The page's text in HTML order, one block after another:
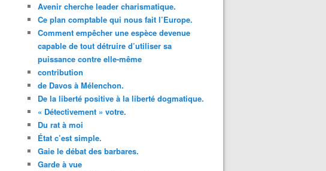
Avenir cherche leader charismatique.
Ce plan comptable qui nous fait l’Europe.
Comment empêcher une espèce devenue
capable de tout détruire d’utiliser sa
puissance contre elle-même
contribution
de Davos à Mélenchon.
De la liberté positive à la liberté dogmatique.
« Détectivement » votre.
Du rat à moi
État c’est simple.
Gaie le débat des barbares.
Garde à vue